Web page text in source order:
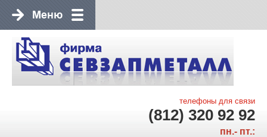
телефоны для связи
(812) 320 92 92
пн.- пт.: